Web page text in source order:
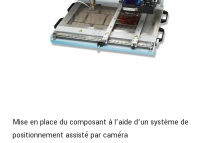
Mise en place du composant à l’aide d’un système de
positionnement assisté par caméra